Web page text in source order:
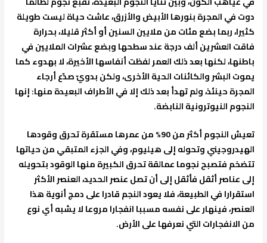
دوت في المجرة بنورها الأبيض والأزرق، عاشت حياة ليست طويلة
كثيرا، ربما بضع مئات من ملايين السنين أو أكثر قليلا، بحرارة
فاقت العشرين ألف درجة عند سطحها وبضع عشرات الملايين في
باطنها، لكنها بعد ذلك العمر لفظت أنفاسها الأخيرة، لا بهدوء كما
يموت البشر والكائنات الحية الأخرى، ولكن بدويّ صدّع أرجاء
المجرة حينئذ، ولم تهدأ بعد ذلك إلا في الأطراف البعيدة منها: إنها
النجوم النيوترونية النابضة.
تعيش النجوم أكثر من 90% من عمرها مستقرة تحرق وقودها
الهيدروجيني وتحوله إلى هيليوم، وفي الجزء المتبقي من حياتها
تتضخم فتصبح نجوما عمالقة تحرق الكبيرة منها الوقود بتحويله
إلى عناصر أثقل فأثقل إلى أن تصل عنصر الحديد، العنصر الأكثر
استقرارا في الطبيعة، فلا يعود النجم قادرا على دمج أنوية هذا
العنصر، فينهار على نفسه مسببا انفجارا مروعا لا يشبه أي نوع
من الانفجارات التي نعرفها على الأرض.